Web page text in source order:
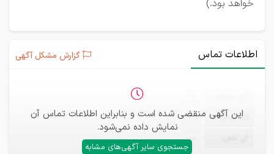
خواهد بود.)
اطلاعات تماس گزارش مشکل آگهی
این آگهی منقضی شده است و بنابراین اطلاعات تماس آن
نمایش داده نمی‌شود.
جستجوی سایر آگهی‌های مشابه
ایمیل —
—